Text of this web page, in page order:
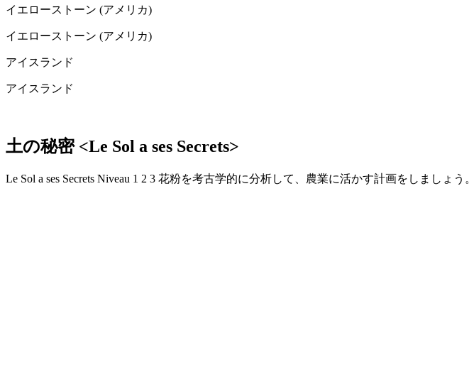
イエローストーン (アメリカ)
イエローストーン (アメリカ)
アイスランド
アイスランド
土の秘密 <Le Sol a ses Secrets>
Le Sol a ses Secrets Niveau 1 2 3 花粉を考古学的に分析して、農業に活かす計画をしましょう。